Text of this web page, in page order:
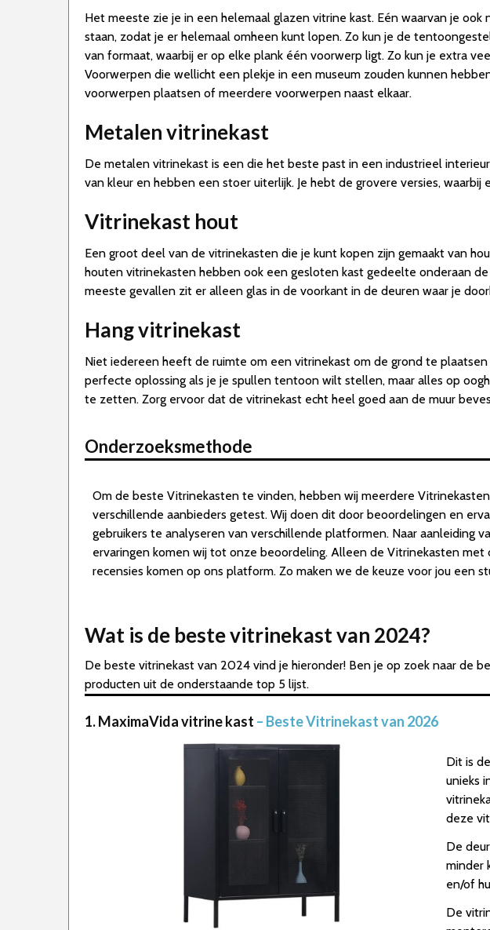
Het meeste zie je in een helemaal glazen vitrine kast. Eén waarvan je
staan, zodat je er helemaal omheen kunt lopen. Zo kun je de
van formaat, waarbij er op elke plank één voorwerp ligt. Zo kun je extra
Voorwerpen die wellicht een plekje in een museum zouden kunnen
voorwerpen plaatsen of meerdere voorwerpen naast elkaar.
Metalen vitrinekast
De metalen vitrinekast is een die het beste past in een industrieel
van kleur en hebben een stoer uiterlijk. Je hebt de grovere versies,
Vitrinekast hout
Een groot deel van de vitrinekasten die je kunt kopen zijn gemaakt van
houten vitrinekasten hebben ook een gesloten kast gedeelte onderaan
meeste gevallen zit er alleen glas in de voorkant in de deuren waar je
Hang vitrinekast
Niet iedereen heeft de ruimte om een vitrinekast om de grond te
perfecte oplossing als je je spullen tentoon wilt stellen, maar alles op
te zetten. Zorg ervoor dat de vitrinekast echt heel goed aan de muur
Onderzoeksmethode
Om de beste Vitrinekasten te vinden, hebben wij meerdere
verschillende aanbieders getest. Wij doen dit door beoordelingen en
gebruikers te analyseren van verschillende platformen. Naar aanleiding
ervaringen komen wij tot onze beoordeling. Alleen de Vitrinekasten met
recensies komen op ons platform. Zo maken we de keuze voor jou een
Wat is de beste vitrinekast van 2024?
De beste vitrinekast van 2024 vind je hieronder! Ben je op zoek naar de
producten uit de onderstaande top 5 lijst.
1. MaximaVida vitrine kast – Beste Vitrinekast van 2026
Dit is
unieks
deze
De
minder
en/of
De